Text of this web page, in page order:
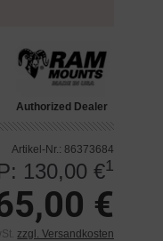
Authorized Dealer
Artikel-Nr.: 86373684
130,00 €1
€
zzgl. Versandkosten